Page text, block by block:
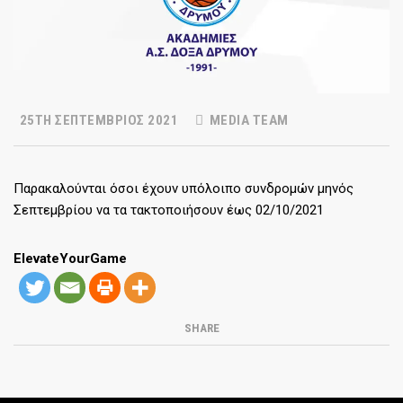
25TH ΣΕΠΤΈΜΒΡΙΟΣ 2021 MEDIA TEAM
Παρακαλούνται όσοι έχουν υπόλοιπο συνδρομών μηνός
Σεπτεμβρίου να τα τακτοποιήσουν έως 02/10/2021
ElevateYourGame
SHARE